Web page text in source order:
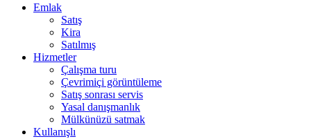
Emlak
Satış
Kira
Satılmış
Hizmetler
Çalışma turu
Çevrimiçi görüntüleme
Satış sonrası servis
Yasal danışmanlık
Mülkünüzü satmak
Kullanışlı